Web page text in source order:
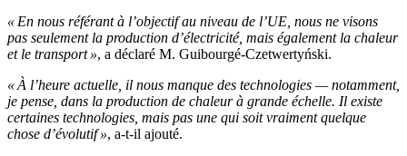
« En nous référant à l’objectif au niveau de l’UE, nous ne visons
pas seulement la production d’électricité, mais également la chaleur
et le transport », a déclaré M. Guibourgé-Czetwertyński.
« À l’heure actuelle, il nous manque des technologies — notamment,
je pense, dans la production de chaleur à grande échelle. Il existe
certaines technologies, mais pas une qui soit vraiment quelque
chose d’évolutif », a-t-il ajouté.